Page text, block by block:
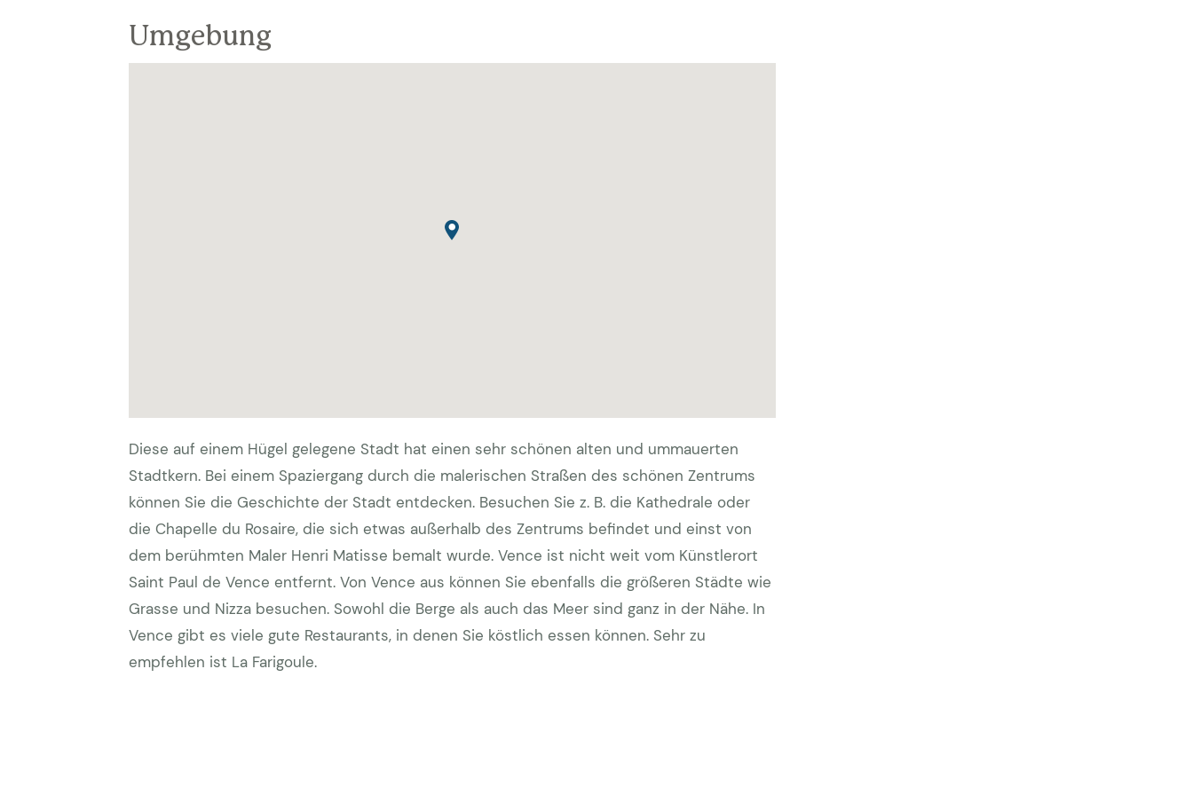
Umgebung
Diese auf einem Hügel gelegene Stadt hat einen sehr schönen alten und ummauerten
Stadtkern. Bei einem Spaziergang durch die malerischen Straßen des schönen Zentrums
können Sie die Geschichte der Stadt entdecken. Besuchen Sie z. B. die Kathedrale oder
die Chapelle du Rosaire, die sich etwas außerhalb des Zentrums befindet und einst von
dem berühmten Maler Henri Matisse bemalt wurde. Vence ist nicht weit vom Künstlerort
Saint Paul de Vence entfernt. Von Vence aus können Sie ebenfalls die größeren Städte wie
Grasse und Nizza besuchen. Sowohl die Berge als auch das Meer sind ganz in der Nähe. In
Vence gibt es viele gute Restaurants, in denen Sie köstlich essen können. Sehr zu
empfehlen ist La Farigoule.